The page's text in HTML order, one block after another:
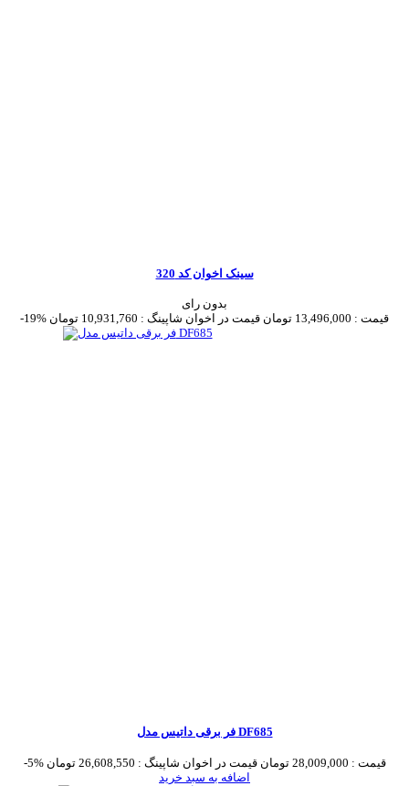
سینک اخوان کد 320
بدون رای
-19%
قیمت : 13,496,000 تومان قیمت در اخوان شاپینگ : 10,931,760 تومان
فر برقی داتیس مدل DF685
-5% قیمت : 28,009,000 تومان قیمت در اخوان شاپینگ : 26,608,550 تومان
اضافه به سبد خرید